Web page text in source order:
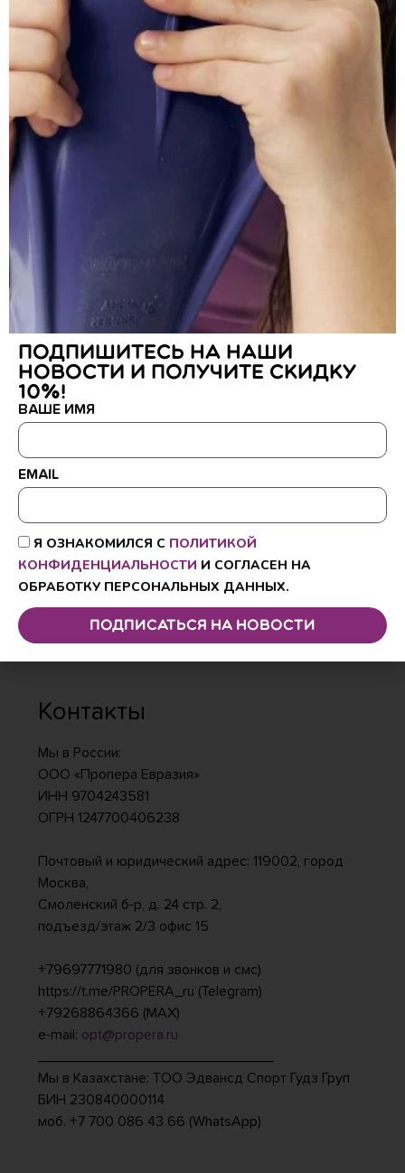
Каталог
О нас
Блог
Магазины
Сведения о государственной регистрации
Оставить заявку
Оставить отзыв
Стать Амбассадором
FAQ
Условия возврата и доставки
Гарантия на шапочки PROPERĀ
Как выбрать размер ласт
Контакты
Мы в России:
ООО «Пропера Евразия»
ИНН 9704243581
ОГРН 1247700406238
Почтовый и юридический адрес: 119002, город
Москва,
Смоленский б-р, д. 24 стр. 2,
подъезд/этаж 2/3 офис 15
+79697771980 (для звонков и смс)
https://t.me/PROPERA_ru (Telegram)
+79268864366 (MAX)
e-mail: opt@propera.ru
Мы в Казахстане: ТОО Эдвансд Спорт Гудз Груп
БИН 230840000114
моб. +7 700 086 43 66 (WhatsApp)